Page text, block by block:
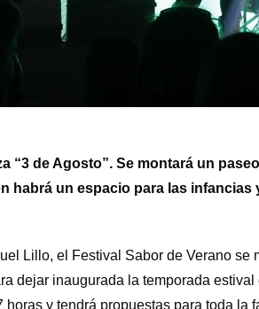
“3 de Agosto”. Se montará un
habrá un espacio para las infancias
Lillo, el Festival Sabor de Verano se
dejar inaugurada la temporada
y tendrá propuestas para toda la